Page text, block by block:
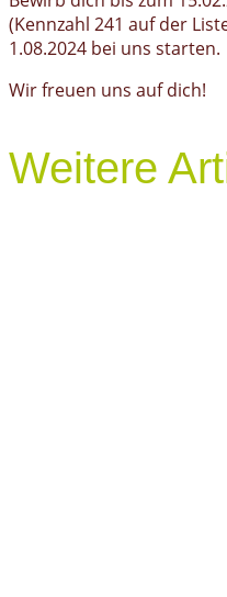
(Kennzahl 241 auf der
1.08.2024 bei uns starten.
Wir freuen uns auf dich!
Weitere